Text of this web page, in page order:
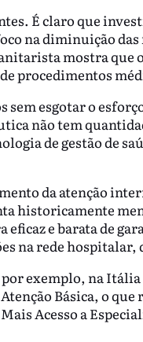
É claro que
na diminuição
mostra que
procedimentos
esgotar o
não tem
de gestão de
da atenção
historicamente
e barata de
na rede hospitalar,
exemplo, na
Básica, o
Acesso a